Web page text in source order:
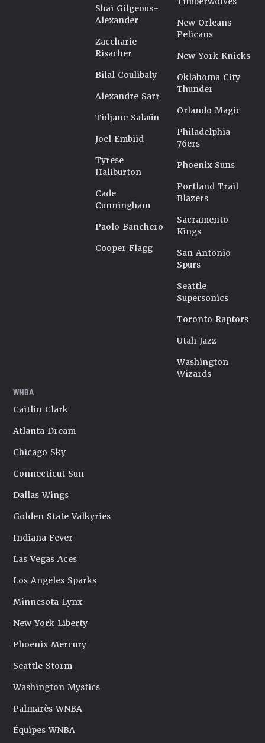
Shai Gilgeous-
Alexander
Zaccharie
Risacher
Bilal Coulibaly
Alexandre Sarr
Tidjane Salaün
Joel Embiid
Tyrese
Haliburton
Cade
Cunningham
Paolo Banchero
Cooper Flagg
New Orleans
Pelicans
New York Knicks
Oklahoma City
Thunder
Orlando Magic
Philadelphia
76ers
Phoenix Suns
Portland Trail
Blazers
Sacramento
Kings
San Antonio
Spurs
Seattle
Supersonics
Toronto Raptors
Utah Jazz
Washington
Wizards
WNBA
Caitlin Clark
Atlanta Dream
Chicago Sky
Connecticut Sun
Dallas Wings
Golden State Valkyries
Indiana Fever
Las Vegas Aces
Los Angeles Sparks
Minnesota Lynx
New York Liberty
Phoenix Mercury
Seattle Storm
Washington Mystics
Palmarès WNBA
Équipes WNBA